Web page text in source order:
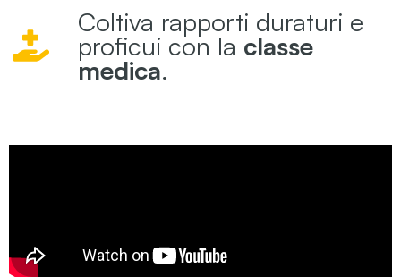
Coltiva rapporti duraturi e
proficui con la classe
medica.